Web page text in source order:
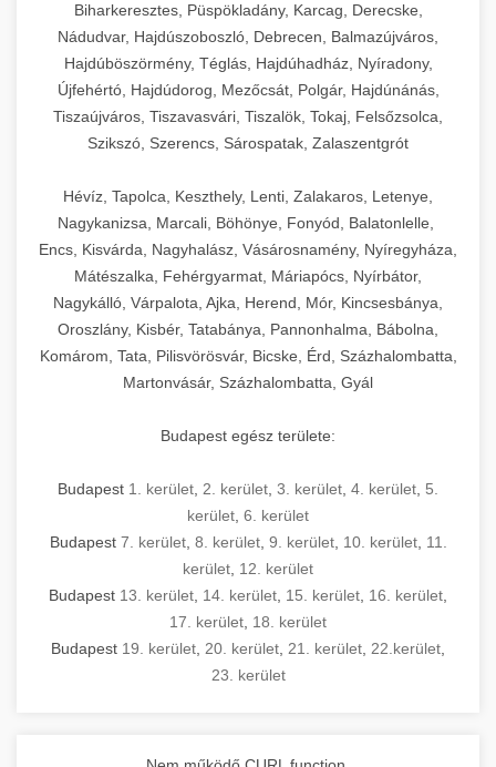
Biharkeresztes, Püspökladány, Karcag, Derecske,
Nádudvar, Hajdúszoboszló, Debrecen, Balmazújváros,
Hajdúböszörmény, Téglás, Hajdúhadház, Nyíradony,
Újfehértó, Hajdúdorog, Mezőcsát, Polgár, Hajdúnánás,
Tiszaújváros, Tiszavasvári, Tiszalök, Tokaj, Felsőzsolca,
Szikszó, Szerencs, Sárospatak, Zalaszentgrót
Hévíz, Tapolca, Keszthely, Lenti, Zalakaros, Letenye,
Nagykanizsa, Marcali, Böhönye, Fonyód, Balatonlelle,
Encs, Kisvárda, Nagyhalász, Vásárosnamény, Nyíregyháza,
Mátészalka, Fehérgyarmat, Máriapócs, Nyírbátor,
Nagykálló, Várpalota, Ajka, Herend, Mór, Kincsesbánya,
Oroszlány, Kisbér, Tatabánya, Pannonhalma, Bábolna,
Komárom, Tata, Pilisvörösvár, Bicske, Érd, Százhalombatta,
Martonvásár, Százhalombatta, Gyál
Budapest egész területe:
Budapest 1. kerület 2. kerület 3. kerület 4. kerület 5.
kerület 6. kerület
Budapest 7. kerület, 8. kerület, 9. kerület, 10. kerület, 11.
kerület 12. kerület
Budapest 13. kerület 14. kerület 15. kerület 16. kerület
17. kerület 18. kerület
Budapest 19. kerület 20. kerület 21. kerület 22.kerület
23. kerület